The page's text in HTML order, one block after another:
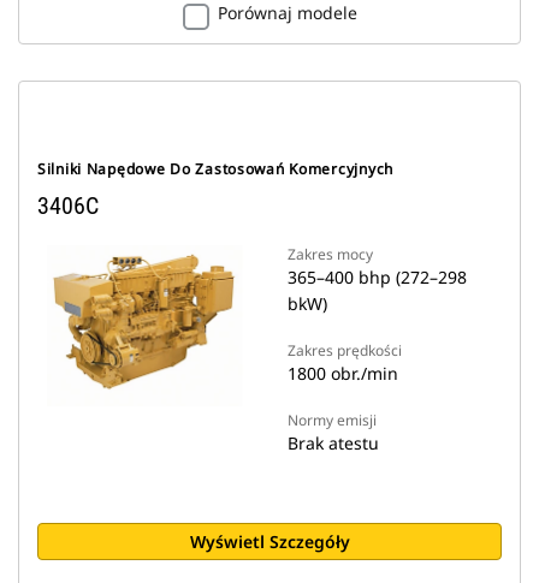
Porównaj modele
Silniki Napędowe Do Zastosowań Komercyjnych
3406C
Zakres mocy
365–400 bhp (272–298
bkW)
Zakres prędkości
1800 obr./min
Normy emisji
Brak atestu
Wyświetl Szczegóły